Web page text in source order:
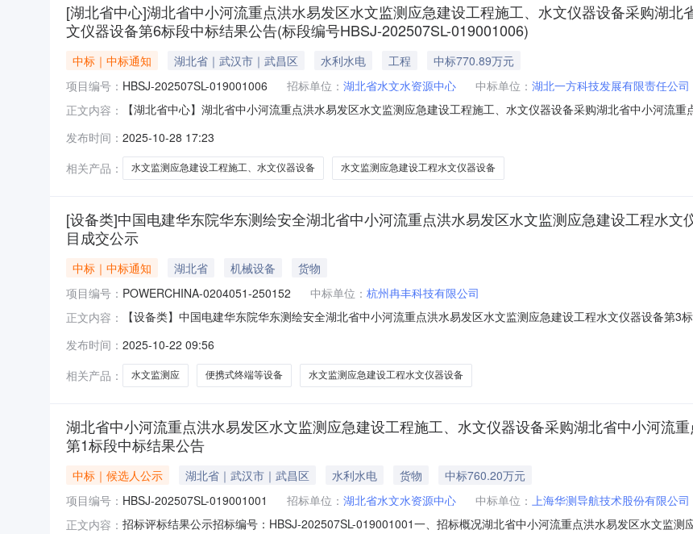
[湖北省中心]湖北省中小河流重点洪水易发区水文监测应急建设工程施工、水文仪器设备采购湖
文仪器设备第6标段中标结果公告(标段编号HBSJ-202507SL-019001006)
中标｜中标通知 湖北省｜武汉市｜武昌区 水利水电 工程
中标770.89万元
项目编号： HBSJ-202507SL-019001006 招标单位： 湖北省水文水资源中心 中标单位： 湖北一方科技发展有限责任公司
正文内容：
【湖北省中心】湖北省中小河流重点洪水易发区水文监测应急建设工程施工、水文仪器设备采购湖北省中小河流
招标编号：HBSJ-202507SL-019001006湖北省中小河流重点洪水易发区水文监测应
发布时间： 2025-10-28 17:23
相关产品：
水文监测应急建设工程施工、水文仪器设备 水文监测应急建设工程水文仪器设备
[设备类]中国电建华东院华东测绘安全湖北省中小河流重点洪水易发区水文监测应急建设工程水
目成交公示
中标｜中标通知 湖北省 机械设备
货物
项目编号： POWERCHINA-0204051-250152 中标单位： 杭州冉丰科技有限公司
正文内容：
【设备类】中国电建华东院华东测绘安全湖北省中小河流重点洪水易发区水文监测应急建设工程水文仪器设备第
华东院华东测绘安全湖北省中小河流重点洪水易发区水文监测应急建设工程水文仪器设备第3标段便携式终端等设
发布时间： 2025-10-22 09:56
相关产品：
水文监测应 便携式终端等设备 水文监测应急建设工程水文仪器设备
湖北省中小河流重点洪水易发区水文监测应急建设工程施工、水文仪器设备采购湖北省中小河流
第1标段中标结果公告
中标｜候选人公示 湖北省｜武汉市｜武昌区 水利水电 货物
中标760.20万元
项目编号： HBSJ-202507SL-019001001 招标单位： 湖北省水文水资源中心 中标单位： 上海华测导航技术股份有限公司
正文内容： 招标评标结果公示招标编号：HBSJ-202507SL-019001001一、招标概况湖北省中小河流重点洪水易发区水文监